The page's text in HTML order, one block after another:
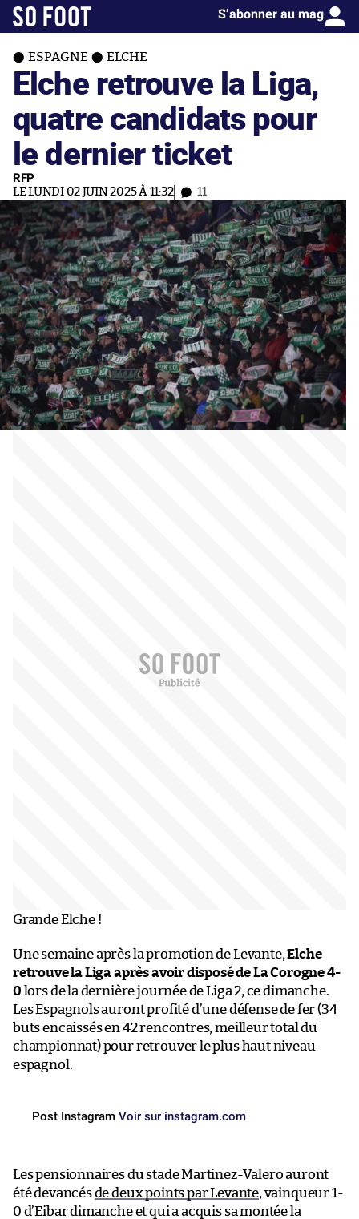
S’abonner au mag
ESPAGNE ELCHE
Elche retrouve la Liga,
quatre candidats pour
le dernier ticket
RFP
LE LUNDI 02 JUIN 2025 À 11:32 11
Grande Elche !
Une semaine après la promotion de Levante,Elche
retrouve la Liga après avoir disposé de La Corogne 4-
0 lors de la dernière journée de Liga 2, ce dimanche.
Les Espagnols auront profité d’une défense de fer (34
buts encaissés en 42 rencontres, meilleur total du
championnat) pour retrouver le plus haut niveau
espagnol.
Post Instagram Voir sur instagram.com
Les pensionnaires du stade Martinez-Valero auront
été devancésde deux points par Levante, vainqueur 1-
0 d’Eibar dimanche et qui a acquis sa montée la